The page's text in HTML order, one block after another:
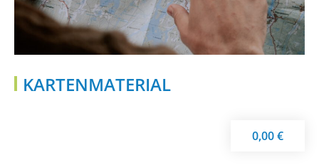
KARTENMATERIAL
0,00€